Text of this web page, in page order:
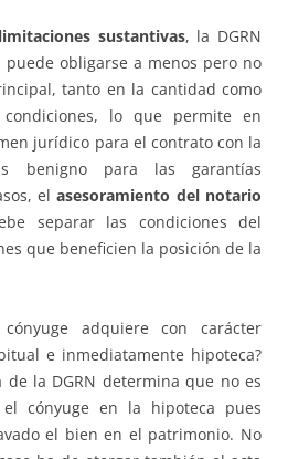
limitaciones sustantivas, la DGRN
obligarse a menos pero no
tanto en la cantidad como
lo que permite en
jurídico para el contrato con la
benigno para las garantías
elasesoramiento del notario
separar las condiciones del
que beneficien la posición de la
adquiere con carácter
e inmediatamente hipoteca?
la DGRN determina que no es
cónyuge en la hipoteca pues
el bien en el patrimonio. No